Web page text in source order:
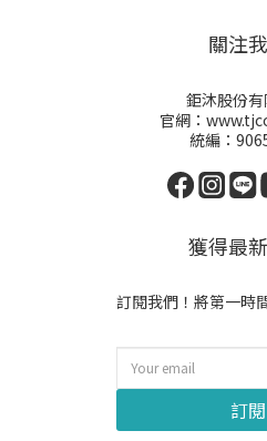
關注
鉅沐股份
官網：
統編：
獲得最
訂閱我們！將第一時
訂閱